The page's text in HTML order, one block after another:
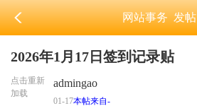
网站事务发帖
2026年1月17日签到记录贴
点击重新
加载
admingao
01-17本帖来自-